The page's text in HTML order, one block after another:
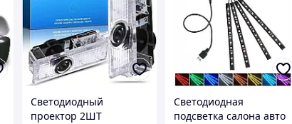
Светодиодный
проектор 2ШТ
Светодиодная
подсветка салона авто